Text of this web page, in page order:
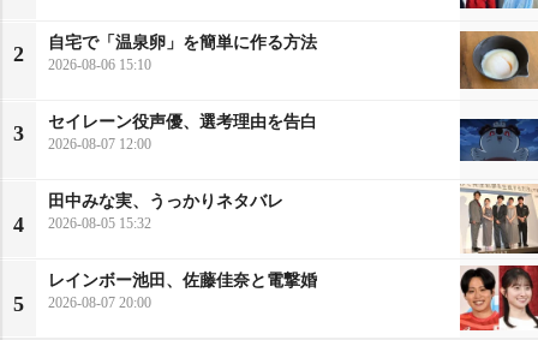
2
自宅で「温泉卵」を簡単に作る方法
2026-08-06 15:10
3
セイレーン役声優、選考理由を告白
2026-08-07 12:00
4
田中みな実、うっかりネタバレ
2026-08-05 15:32
5
レインボー池田、佐藤佳奈と電撃婚
2026-08-07 20:00